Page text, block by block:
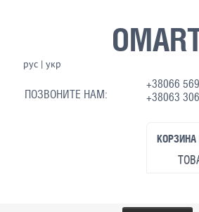
рус| укр
ПОЗВОНИТЕ НАМ:
+38066
+38063
КОРЗИНА